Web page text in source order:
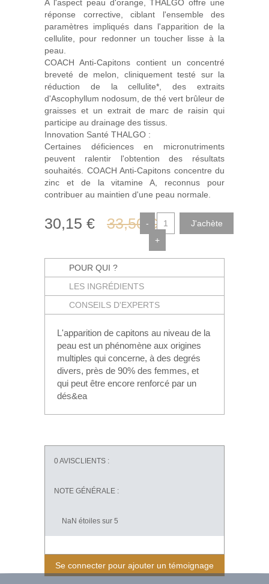
A l'aspect peau d'orange, THALGO offre une
réponse corrective, ciblant l'ensemble des
paramètres impliqués dans l'apparition de la
cellulite, pour redonner un toucher lisse à la
peau.
COACH Anti-Capitons contient un concentré
breveté de melon, cliniquement testé sur la
réduction de la cellulite*, des extraits
d'Ascophyllum nodosum, de thé vert brûleur de
graisses et un extrait de marc de raisin qui
participe au drainage des tissus.
Innovation Santé THALGO :
Certaines déficiences en micronutriments
peuvent ralentir l'obtention des résultats
souhaités. COACH Anti-Capitons concentre du
zinc et de la vitamine A, reconnus pour
contribuer au maintien d'une peau normale.
30,15 € 33,50 €
-
+
POUR QUI ?
LES INGRÉDIENTS
CONSEILS D'EXPERTS
L'apparition de capitons au niveau de la
peau est un phénomène aux origines
multiples qui concerne, à des degrés
divers, près de 90% des femmes, et
qui peut être encore renforcé par un
dés&ea
0AVISCLIENTS :
NOTE GÉNÉRALE :
NaN étoiles sur 5
Se connecter pour ajouter un témoignage